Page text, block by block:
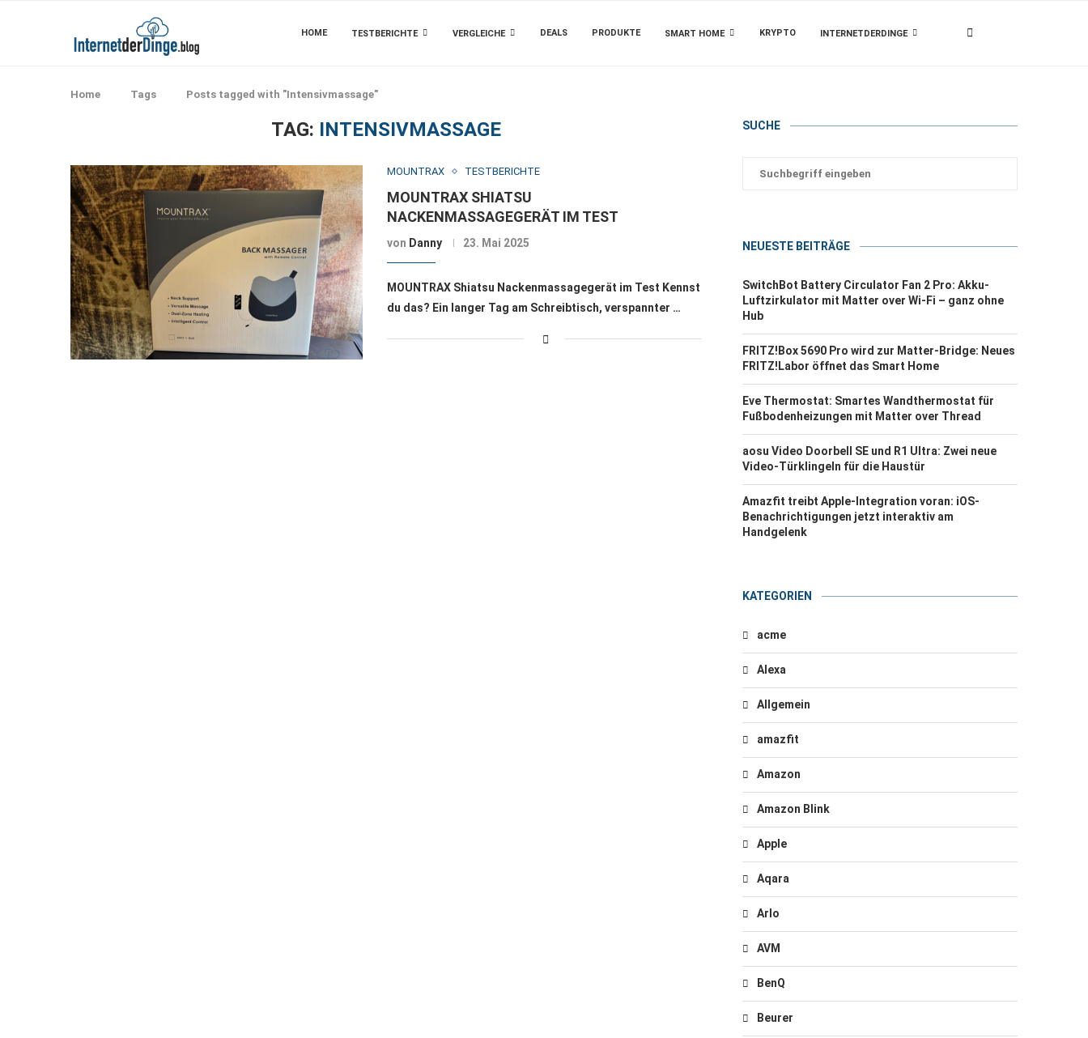
HOME TESTBERICHTE VERGLEICHE DEALS PRODUKTE SMART HOME KRYPTO INTERNETDERDINGE
Home Tags Posts tagged with "Intensivmassage"
TAG: INTENSIVMASSAGE
MOUNTRAX TESTBERICHTE
MOUNTRAX SHIATSU
NACKENMASSAGEGERÄT IM TEST
von Danny 23. Mai 2025
MOUNTRAX Shiatsu Nackenmassagegerät im Test Kennst
du das? Ein langer Tag am Schreibtisch, verspannter …
SUCHE
NEUESTE BEITRÄGE
SwitchBot Battery Circulator Fan 2 Pro: Akku-
Luftzirkulator mit Matter over Wi-Fi – ganz ohne
Hub
FRITZ!Box 5690 Pro wird zur Matter-Bridge: Neues
FRITZ!Labor öffnet das Smart Home
Eve Thermostat: Smartes Wandthermostat für
Fußbodenheizungen mit Matter over Thread
aosu Video Doorbell SE und R1 Ultra: Zwei neue
Video-Türklingeln für die Haustür
Amazfit treibt Apple-Integration voran: iOS-
Benachrichtigungen jetzt interaktiv am
Handgelenk
KATEGORIEN
acme
Alexa
Allgemein
amazfit
Amazon
Amazon Blink
Apple
Aqara
Arlo
AVM
BenQ
Beurer